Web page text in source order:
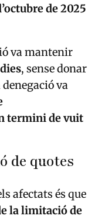
de 2025
va mantenir
, sense donar
va
termini de vuit
de quotes
afectats és que
la limitació de